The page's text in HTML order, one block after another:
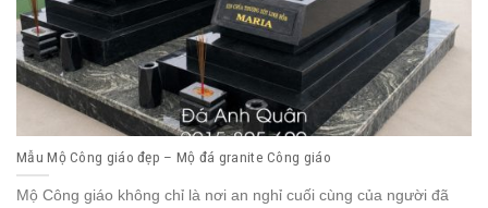
Mẫu Mộ Công giáo đẹp – Mộ đá granite Công giáo
Mộ Công giáo không chỉ là nơi an nghỉ cuối cùng của người đã